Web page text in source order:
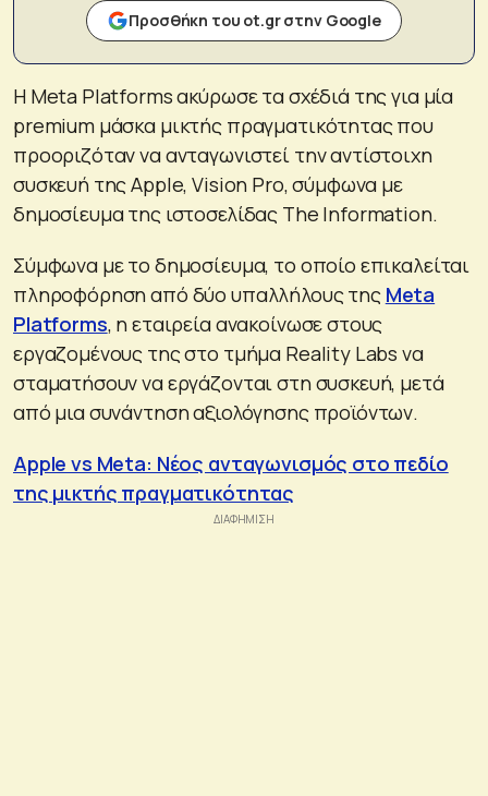
Προσθήκη του ot.gr στην Google
Η Meta Platforms ακύρωσε τα σχέδιά της για μία
premium μάσκα μικτής πραγματικότητας που
προοριζόταν να ανταγωνιστεί την αντίστοιχη
συσκευή της Apple, Vision Pro, σύμφωνα με
δημοσίευμα της ιστοσελίδας The Information.
Σύμφωνα με το δημοσίευμα, το οποίο επικαλείται
πληροφόρηση από δύο υπαλλήλους της Meta
Platforms, η εταιρεία ανακοίνωσε στους
εργαζομένους της στο τμήμα Reality Labs να
σταματήσουν να εργάζονται στη συσκευή, μετά
από μια συνάντηση αξιολόγησης προϊόντων.
Apple vs Meta: Νέος ανταγωνισμός στο πεδίο
της μικτής πραγματικότητας